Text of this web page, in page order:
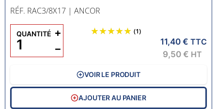
RÉF. RAC3/8X17 | ANCOR
(1)
11,40 € TTC
9,50 € HT
QUANTITÉ
−
+
VOIR LE PRODUIT
AJOUTER AU PANIER